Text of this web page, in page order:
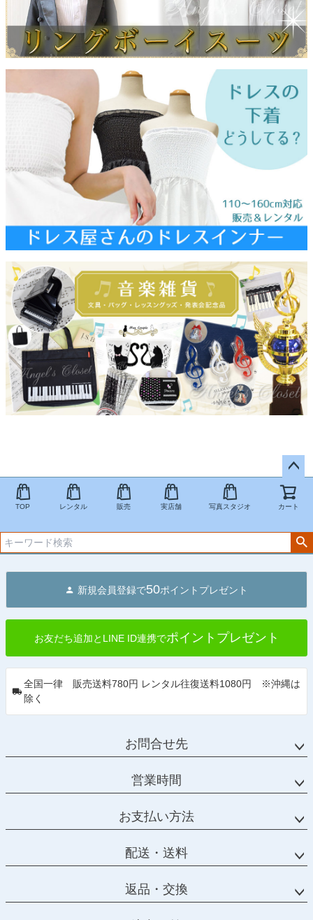
ペー
ジト
へ
TOP レンタル 販売 実店舗 写真スタジオ カート
新規会員登録で50ポイントプレゼント
お友だち追加とLINE ID連携でポイントプレゼント
全国一律 販売送料780円 レンタル往復送料1080円 ※沖縄は
除く
お問合せ先
営業時間
お支払い方法
配送・送料
返品・交換